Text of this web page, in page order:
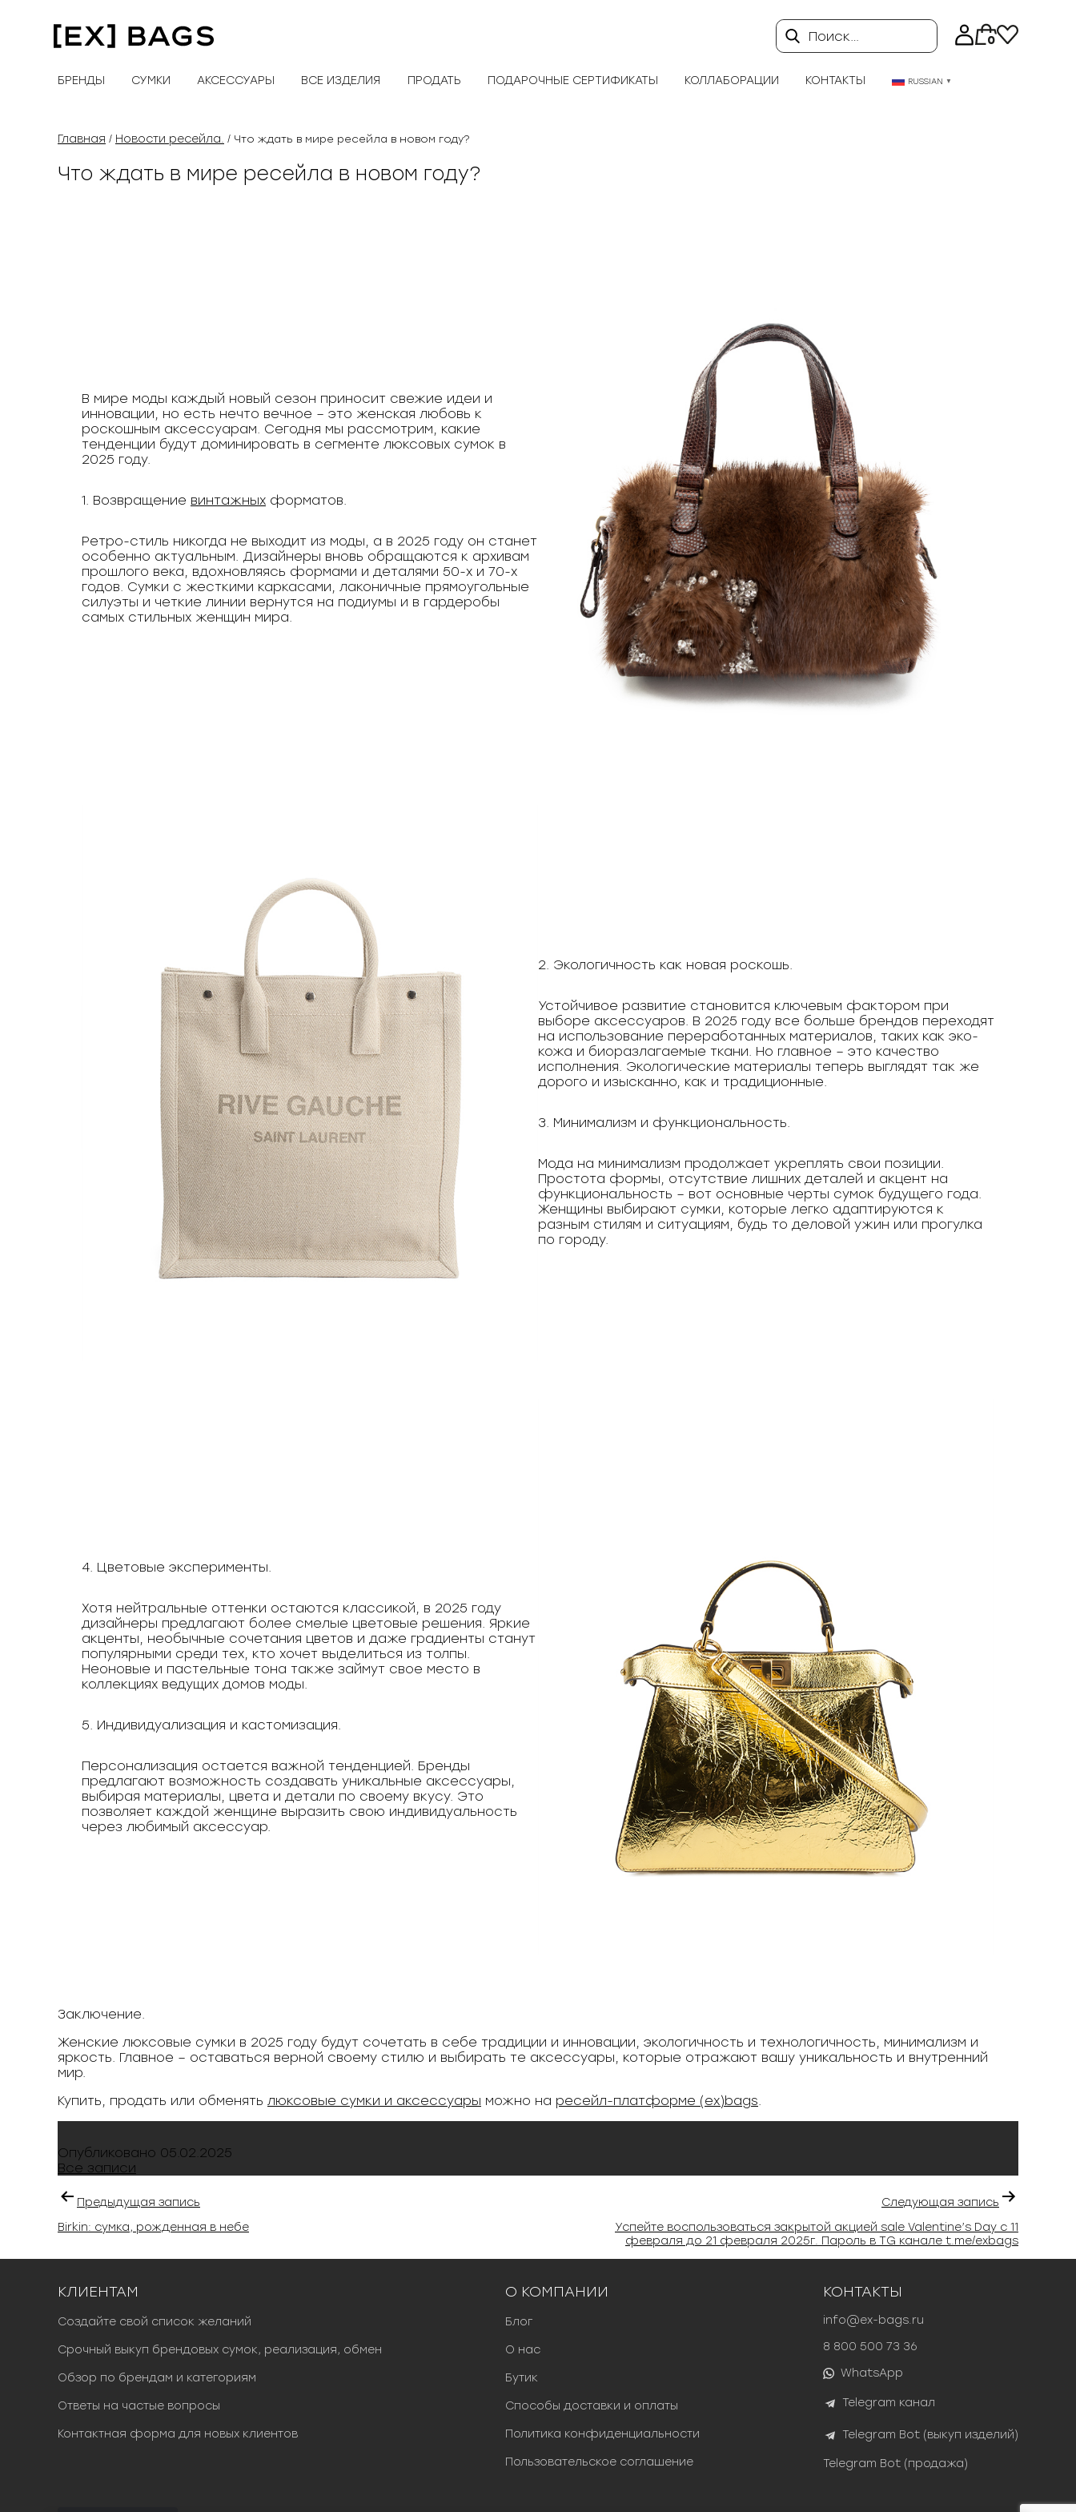
содержимому
Поиск… 0
БРЕНДЫ СУМКИ АКСЕССУАРЫ ВСЕ ИЗДЕЛИЯ ПРОДАТЬ ПОДАРОЧНЫЕ СЕРТИФИКАТЫ КОЛЛАБОРАЦИИ КОНТАКТЫ RUSSIAN ▼
Главная / Новости ресейла. / Что ждать в мире ресейла в новом году?
Что ждать в мире ресейла в новом году?
В мире моды каждый новый сезон приносит свежие идеи и
инновации, но есть нечто вечное – это женская любовь к
роскошным аксессуарам. Сегодня мы рассмотрим, какие
тенденции будут доминировать в сегменте люксовых сумок в
2025 году.
1. Возвращение винтажных форматов.
Ретро-стиль никогда не выходит из моды, а в 2025 году он станет
особенно актуальным. Дизайнеры вновь обращаются к архивам
прошлого века, вдохновляясь формами и деталями 50-х и 70-х
годов. Сумки с жесткими каркасами, лаконичные прямоугольные
силуэты и четкие линии вернутся на подиумы и в гардеробы
самых стильных женщин мира.
2. Экологичность как новая роскошь.
Устойчивое развитие становится ключевым фактором при
выборе аксессуаров. В 2025 году все больше брендов переходят
на использование переработанных материалов, таких как эко-
кожа и биоразлагаемые ткани. Но главное – это качество
исполнения. Экологические материалы теперь выглядят так же
дорого и изысканно, как и традиционные.
3. Минимализм и функциональность.
Мода на минимализм продолжает укреплять свои позиции.
Простота формы, отсутствие лишних деталей и акцент на
функциональность – вот основные черты сумок будущего года.
Женщины выбирают сумки, которые легко адаптируются к
разным стилям и ситуациям, будь то деловой ужин или прогулка
по городу.
4. Цветовые эксперименты.
Хотя нейтральные оттенки остаются классикой, в 2025 году
дизайнеры предлагают более смелые цветовые решения. Яркие
акценты, необычные сочетания цветов и даже градиенты станут
популярными среди тех, кто хочет выделиться из толпы.
Неоновые и пастельные тона также займут свое место в
коллекциях ведущих домов моды.
5. Индивидуализация и кастомизация.
Персонализация остается важной тенденцией. Бренды
предлагают возможность создавать уникальные аксессуары,
выбирая материалы, цвета и детали по своему вкусу. Это
позволяет каждой женщине выразить свою индивидуальность
через любимый аксессуар.
Заключение.
Женские люксовые сумки в 2025 году будут сочетать в себе традиции и инновации, экологичность и технологичность, минимализм и
яркость. Главное – оставаться верной своему стилю и выбирать те аксессуары, которые отражают вашу уникальность и внутренний
мир.
Купить, продать или обменять люксовые сумки и аксессуары можно на ресейл-платформе (ex)bags.
Опубликовано 05.02.2025
Все записи
Предыдущая запись
Birkin: сумка, рожденная в небе
Следующая запись
Успейте воспользоваться закрытой акцией sale Valentine’s Day c 11
февраля до 21 февраля 2025г. Пароль в TG канале t.me/exbags
КЛИЕНТАМ
Создайте свой список желаний
Срочный выкуп брендовых сумок, реализация, обмен
Обзор по брендам и категориям
Ответы на частые вопросы
Контактная форма для новых клиентов
О КОМПАНИИ
Блог
О нас
Бутик
Способы доставки и оплаты
Политика конфиденциальности
Пользовательское соглашение
КОНТАКТЫ
info@ex-bags.ru
8 800 500 73 36
WhatsApp
Telegram канал
Telegram Bot (выкуп изделий)
Telegram Bot (продажа)